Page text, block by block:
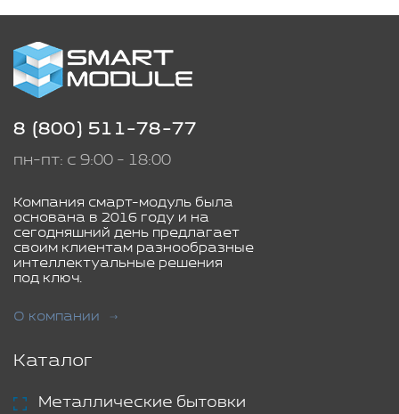
8 (800) 511-78-77
пн-пт: с 9:00 - 18:00
Компания смарт-модуль была
основана в 2016 году и на
сегодняшний день предлагает
своим клиентам разнообразные
интеллектуальные решения
под ключ.
О компании
Каталог
Металлические бытовки